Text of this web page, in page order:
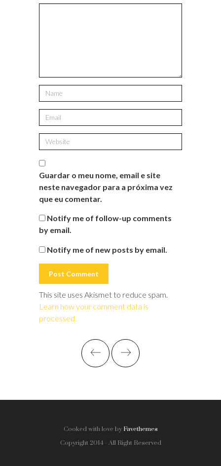
Guardar o meu nome, email e site
neste navegador para a próxima vez
que eu comentar.
Notify me of follow-up comments
by email.
Notify me of new posts by email.
This site uses Akismet to reduce spam.
Learn how your comment data is
processed.
Cooked with love by Favethemes
Copyright 2014 - All Right Reserved